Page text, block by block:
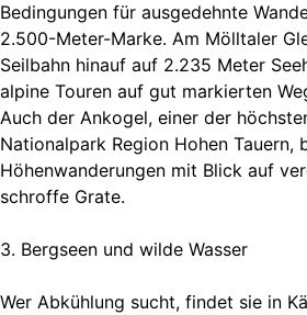
Bedingungen für ausgedehnte
2.500-Meter-Marke. Am Mölltaler
Seilbahn hinauf auf 2.235 Meter
alpine Touren auf gut markierten
Auch der Ankogel, einer der
Nationalpark Region Hohen Tauern,
Höhenwanderungen mit Blick auf
schroffe Grate.
3. Bergseen und wilde Wasser
Wer Abkühlung sucht, findet sie in